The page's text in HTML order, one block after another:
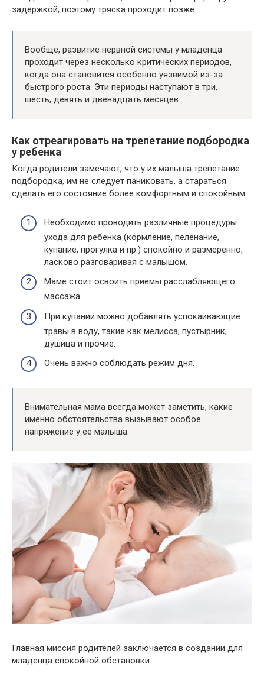
задержкой, поэтому тряска проходит позже.
Вообще, развитие нервной системы у младенца
проходит через несколько критических периодов,
когда она становится особенно уязвимой из-за
быстрого роста. Эти периоды наступают в три,
шесть, девять и двенадцать месяцев.
Как отреагировать на трепетание подбородка
у ребенка
Когда родители замечают, что у их малыша трепетание
подбородка, им не следует паниковать, а стараться
сделать его состояние более комфортным и спокойным:
Необходимо проводить различные процедуры
ухода для ребенка (кормление, пеленание,
купание, прогулка и пр.) спокойно и размеренно,
ласково разговаривая с малышом.
Маме стоит освоить приемы расслабляющего
массажа.
При купании можно добавлять успокаивающие
травы в воду, такие как мелисса, пустырник,
душица и прочие.
Очень важно соблюдать режим дня.
Внимательная мама всегда может заметить, какие
именно обстоятельства вызывают особое
напряжение у ее малыша.
Главная миссия родителей заключается в создании для
младенца спокойной обстановки.